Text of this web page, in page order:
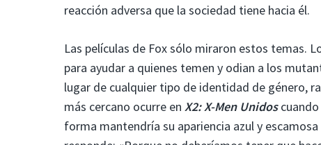
reacción adversa que la sociedad tiene hacia él.
Las películas de Fox sólo miraron estos temas.
para ayudar a quienes temen y odian a los
lugar de cualquier tipo de identidad de género,
más cercano ocurre en X2: X-Men Unidoscuando
forma mantendría su apariencia azul y